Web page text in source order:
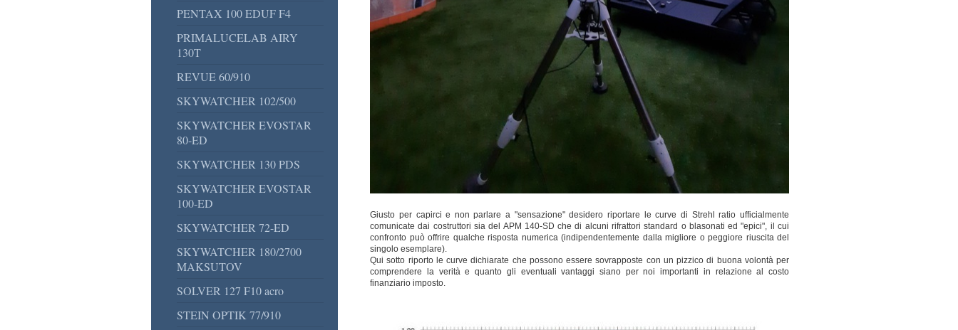
Giusto per capirci e non parlare a "sensazione" desidero riportare le curve di Strehl ratio ufficialmente
comunicate dai costruttori sia del APM 140-SD che di alcuni rifrattori standard o blasonati ed "epici", il cui
confronto può offrire qualche risposta numerica (indipendentemente dalla migliore o peggiore riuscita del
singolo esemplare).
Qui sotto riporto le curve dichiarate che possono essere sovrapposte con un pizzico di buona volontà per
comprendere la verità e quanto gli eventuali vantaggi siano per noi importanti in relazione al costo
finanziario imposto.
PENTAX 100 EDUF F4
PRIMALUCELAB AIRY
130T
REVUE 60/910
SKYWATCHER 102/500
SKYWATCHER EVOSTAR
80-ED
SKYWATCHER 130 PDS
SKYWATCHER EVOSTAR
100-ED
SKYWATCHER 72-ED
SKYWATCHER 180/2700
MAKSUTOV
SOLVER 127 F10 acro
STEIN OPTIK 77/910